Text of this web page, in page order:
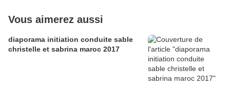
Vous aimerez aussi
diaporama initiation conduite sable
christelle et sabrina maroc 2017